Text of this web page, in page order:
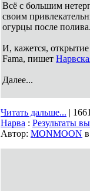
Всё с большим
своим
огурцы после
И, кажется, открытие
Fama, пишет
Далее...
Читать дальше... |
Нарва : Результаты
Автор: MONMOON